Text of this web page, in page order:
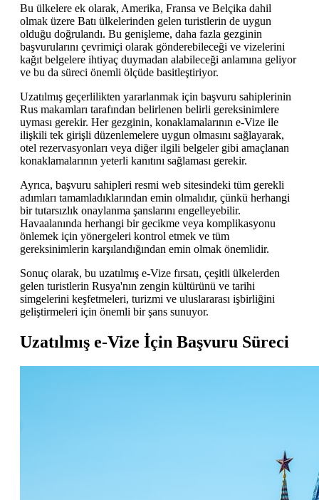
Bu ülkelere ek olarak, Amerika, Fransa ve Belçika dahil
olmak üzere Batı ülkelerinden gelen turistlerin de uygun
olduğu doğrulandı. Bu genişleme, daha fazla gezginin
başvurularını çevrimiçi olarak gönderebileceği ve vizelerini
kağıt belgelere ihtiyaç duymadan alabileceği anlamına geliyor
ve bu da süreci önemli ölçüde basitleştiriyor.
Uzatılmış geçerlilikten yararlanmak için başvuru sahiplerinin
Rus makamları tarafından belirlenen belirli gereksinimlere
uyması gerekir. Her gezginin, konaklamalarının e-Vize ile
ilişkili tek girişli düzenlemelere uygun olmasını sağlayarak,
otel rezervasyonları veya diğer ilgili belgeler gibi amaçlanan
konaklamalarının yeterli kanıtını sağlaması gerekir.
Ayrıca, başvuru sahipleri resmi web sitesindeki tüm gerekli
adımları tamamladıklarından emin olmalıdır, çünkü herhangi
bir tutarsızlık onaylanma şanslarını engelleyebilir.
Havaalanında herhangi bir gecikme veya komplikasyonu
önlemek için yönergeleri kontrol etmek ve tüm
gereksinimlerin karşılandığından emin olmak önemlidir.
Sonuç olarak, bu uzatılmış e-Vize fırsatı, çeşitli ülkelerden
gelen turistlerin Rusya'nın zengin kültürünü ve tarihi
simgelerini keşfetmeleri, turizmi ve uluslararası işbirliğini
geliştirmeleri için önemli bir şans sunuyor.
Uzatılmış e-Vize İçin Başvuru Süreci